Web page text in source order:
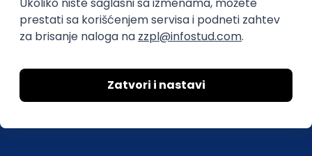
Politika privatnosti
Uklonjeni profili poslodavaca
Za medije
Druželjubivi smo!